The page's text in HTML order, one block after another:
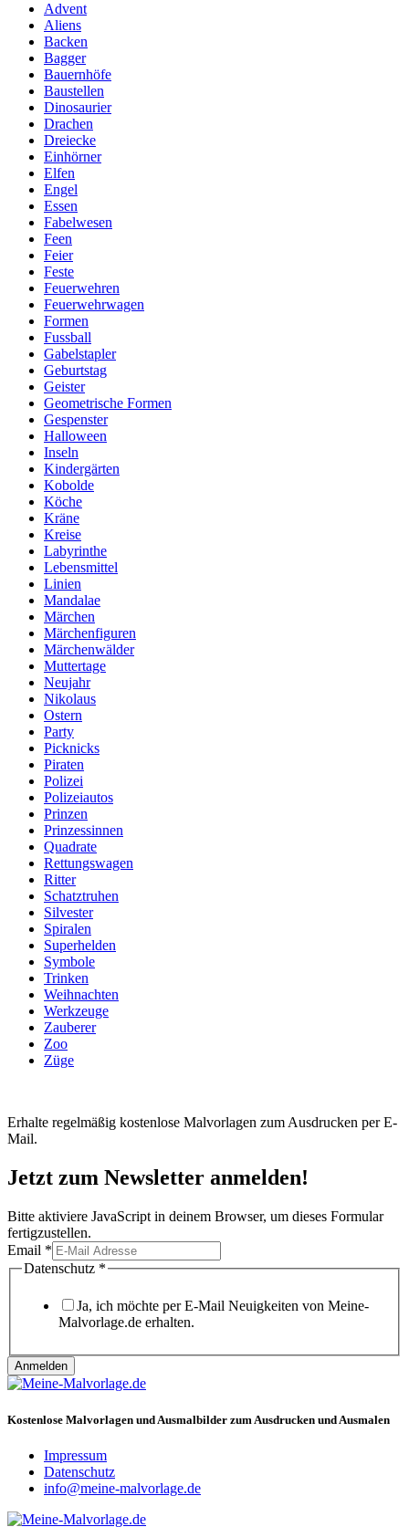
Advent
Aliens
Backen
Bagger
Bauernhöfe
Baustellen
Dinosaurier
Drachen
Dreiecke
Einhörner
Elfen
Engel
Essen
Fabelwesen
Feen
Feier
Feste
Feuerwehren
Feuerwehrwagen
Formen
Fussball
Gabelstapler
Geburtstag
Geister
Geometrische Formen
Gespenster
Halloween
Inseln
Kindergärten
Kobolde
Köche
Kräne
Kreise
Labyrinthe
Lebensmittel
Linien
Mandalae
Märchen
Märchenfiguren
Märchenwälder
Muttertage
Neujahr
Nikolaus
Ostern
Party
Picknicks
Piraten
Polizei
Polizeiautos
Prinzen
Prinzessinnen
Quadrate
Rettungswagen
Ritter
Schatztruhen
Silvester
Spiralen
Superhelden
Symbole
Trinken
Weihnachten
Werkzeuge
Zauberer
Zoo
Züge
Erhalte regelmäßig kostenlose Malvorlagen zum Ausdrucken per E-
Mail.
Jetzt zum Newsletter anmelden!
Bitte aktiviere JavaScript in deinem Browser, um dieses Formular
fertigzustellen.
Email
Datenschutz
Email *
Datenschutz *
Ja, ich möchte per E-Mail Neuigkeiten von Meine-
Malvorlage.de erhalten.
Anmelden
Kostenlose Malvorlagen und Ausmalbilder zum Ausdrucken und Ausmalen
Impressum
Datenschutz
info@meine-malvorlage.de